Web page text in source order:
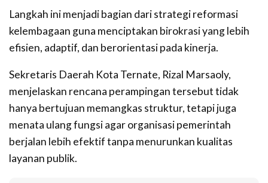
Langkah ini menjadi bagian dari strategi reformasi
kelembagaan guna menciptakan birokrasi yang lebih
efisien, adaptif, dan berorientasi pada kinerja.
Sekretaris Daerah Kota Ternate, Rizal Marsaoly,
menjelaskan rencana perampingan tersebut tidak
hanya bertujuan memangkas struktur, tetapi juga
menata ulang fungsi agar organisasi pemerintah
berjalan lebih efektif tanpa menurunkan kualitas
layanan publik.